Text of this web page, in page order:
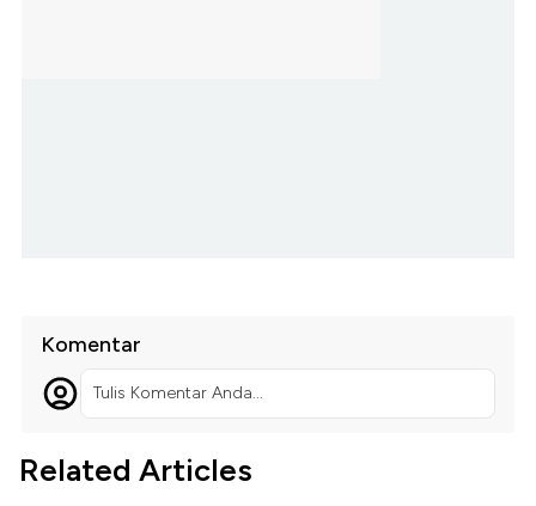
Komentar
Tulis Komentar Anda...
Related Articles